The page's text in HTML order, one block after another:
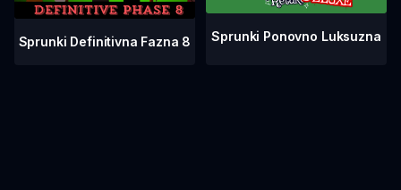
Sprunki Definitivna Fazna 8 Sprunki Ponovno Luksuzna